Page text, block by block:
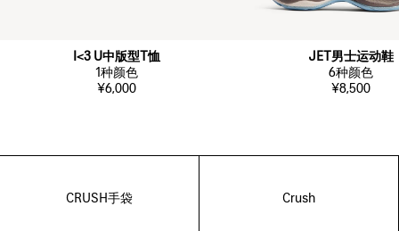
I<3 U中版型T恤
1种颜色
¥6,000
JET男士运动鞋
6种颜色
¥8,500
CRUSH手袋 Crush